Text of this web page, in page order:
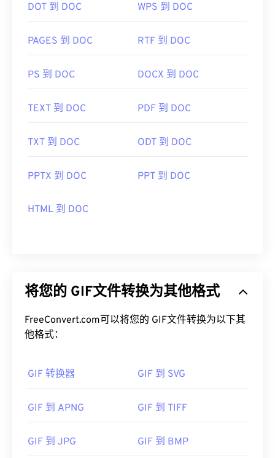
开发者：CompuServe, Inc.
有用的链接： https://en.wikipedia.org/wiki/GIF
DOT 到 DOC WPS 到 DOC
PAGES 到 DOC RTF 到 DOC
PS 到 DOC DOCX 到 DOC
TEXT 到 DOC PDF 到 DOC
TXT 到 DOC ODT 到 DOC
PPTX 到 DOC PPT 到 DOC
HTML 到 DOC
将您的 GIF文件转换为其他格式
FreeConvert.com可以将您的 GIF文件转换为以下其
他格式：
GIF 转换器 GIF 到 SVG
GIF 到 APNG GIF 到 TIFF
GIF 到 JPG GIF 到 BMP